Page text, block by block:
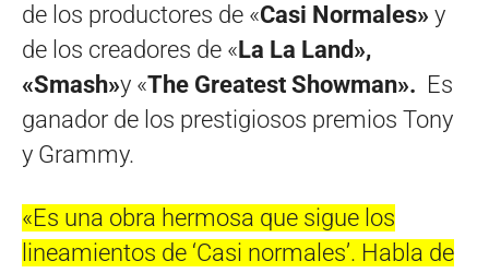
de los productores de «Casi Normales» y
de los creadores de « La La Land»,
«Smash»y «The Greatest Showman». Es
ganador de los prestigiosos premios Tony
y Grammy.
«Es una obra hermosa que sigue los
lineamientos de ‘Casi normales’. Habla de